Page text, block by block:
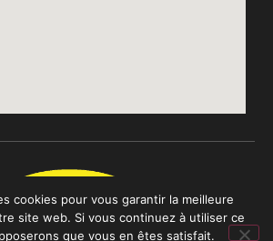
cookies pour vous garantir la meilleure
site web. Si vous continuez à utiliser ce
que vous en êtes satisfait.